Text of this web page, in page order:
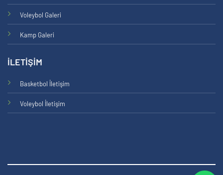
Voleybol Galeri
Kamp Galeri
İLETİŞİM
Basketbol İletişim
Voleybol İletişim